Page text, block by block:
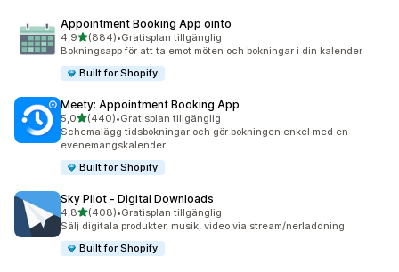
Appointment Booking App ointo
4,9av 5 stjärnor
(884)
884 recensioner totalt
•Gratisplan tillgänglig
Bokningsapp för att ta emot möten och bokningar i din kalender
Built for Shopify
Meety: Appointment Booking App
5,0av 5 stjärnor
(440)
440 recensioner totalt
•Gratisplan tillgänglig
Schemalägg tidsbokningar och gör bokningen enkel med en
evenemangskalender
Built for Shopify
Sky Pilot ‑ Digital Downloads
4,8av 5 stjärnor
(408)
408 recensioner totalt
•Gratisplan tillgänglig
Sälj digitala produkter, musik, video via stream/nerladdning.
Built for Shopify